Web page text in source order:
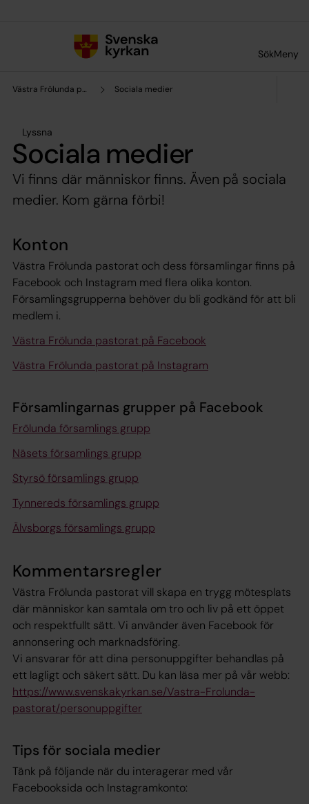
SökMeny
Västra Frölunda pastorat Sociala medier
Lyssna
Sociala medier
Vi finns där människor finns. Även på sociala
medier. Kom gärna förbi!
Konton
Västra Frölunda pastorat och dess församlingar finns på
Facebook och Instagram med flera olika konton.
Församlingsgrupperna behöver du bli godkänd för att bli
medlem i.
Västra Frölunda pastorat på Facebook
Västra Frölunda pastorat på Instagram
Församlingarnas grupper på Facebook
Frölunda församlings grupp
Näsets församlings grupp
Styrsö församlings grupp
Tynnereds församlings grupp
Älvsborgs församlings grupp
Kommentarsregler
Västra Frölunda pastorat vill skapa en trygg mötesplats
där människor kan samtala om tro och liv på ett öppet
och respektfullt sätt. Vi använder även Facebook för
annonsering och marknadsföring.
Vi ansvarar för att dina personuppgifter behandlas på
ett lagligt och säkert sätt. Du kan läsa mer på vår webb:
https://www.svenskakyrkan.se/Vastra-Frolunda-
pastorat/personuppgifter
Tips för sociala medier
Tänk på följande när du interagerar med vår
Facebooksida och Instagramkonto: